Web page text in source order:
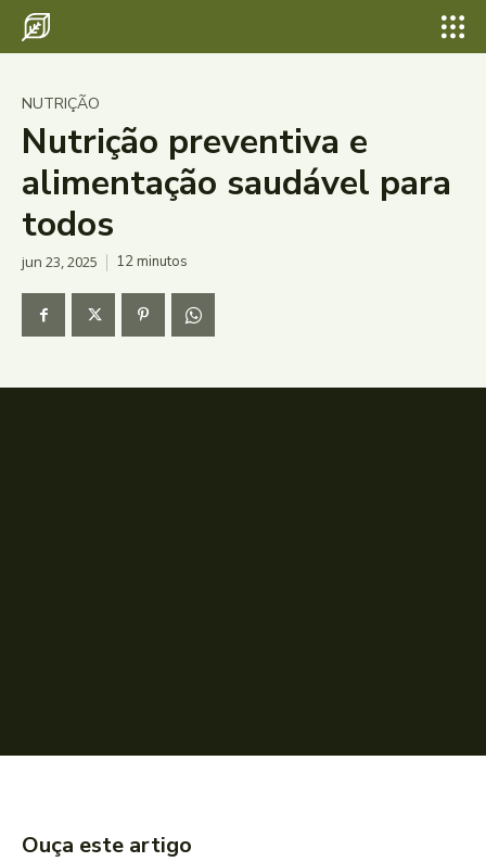
NUTRIÇÃO
Nutrição preventiva e
alimentação saudável para
todos
jun 23, 2025 12minutos
Ouça este artigo